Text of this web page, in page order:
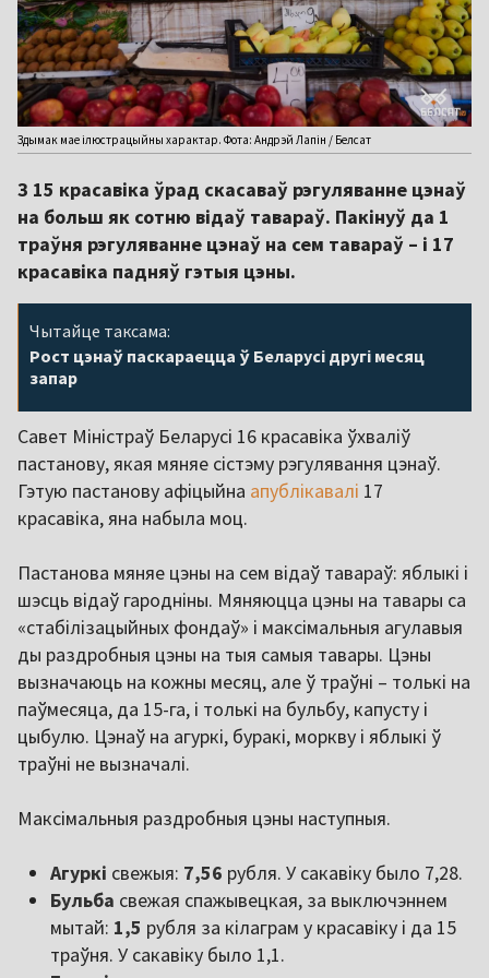
Здымак мае ілюстрацыйны характар. Фота: Андрэй Лапін / Белсат
З 15 красавіка ўрад скасаваў рэгуляванне цэнаў
на больш як сотню відаў тавараў. Пакінуў да 1
траўня рэгуляванне цэнаў на сем тавараў – і 17
красавіка падняў гэтыя цэны.
Чытайце таксама:
Рост цэнаў паскараецца ў Беларусі другі месяц
запар
Савет Міністраў Беларусі 16 красавіка ўхваліў
пастанову, якая мяняе сістэму рэгулявання цэнаў.
Гэтую пастанову афіцыйна апублікавалі 17
красавіка, яна набыла моц.
Пастанова мяняе цэны на сем відаў тавараў: яблыкі і
шэсць відаў гародніны. Мяняюцца цэны на тавары са
«стабілізацыйных фондаў» і максімальныя агулавыя
ды раздробныя цэны на тыя самыя тавары. Цэны
вызначаюць на кожны месяц, але ў траўні – толькі на
паўмесяца, да 15-га, і толькі на бульбу, капусту і
цыбулю. Цэнаў на агуркі, буракі, моркву і яблыкі ў
траўні не вызначалі.
Максімальныя раздробныя цэны наступныя.
Агуркі свежыя: 7,56 рубля. У сакавіку было 7,28.
Бульба свежая спажывецкая, за выключэннем
мытай: 1,5 рубля за кілаграм у красавіку і да 15
траўня. У сакавіку было 1,1.